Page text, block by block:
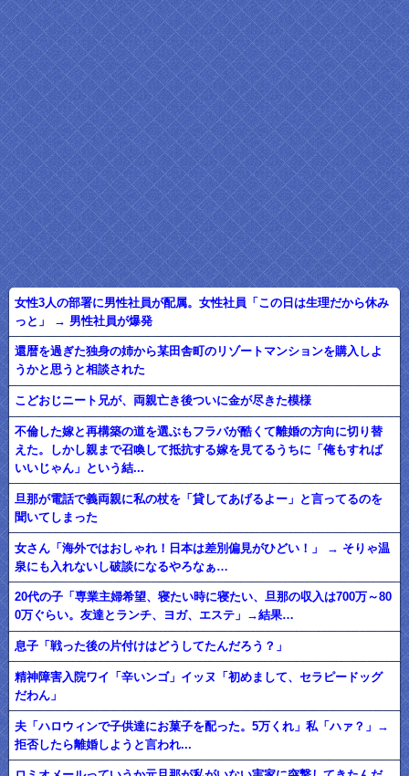
女性3人の部署に男性社員が配属。女性社員「この日は生理だから休み
っと」 → 男性社員が爆発
還暦を過ぎた独身の姉から某田舎町のリゾートマンションを購入しよ
うかと思うと相談された
こどおじニート兄が、両親亡き後ついに金が尽きた模様
不倫した嫁と再構築の道を選ぶもフラバが酷くて離婚の方向に切り替
えた。しかし親まで召喚して抵抗する嫁を見てるうちに「俺もすれば
いいじゃん」という結...
旦那が電話で義両親に私の杖を「貸してあげるよー」と言ってるのを
聞いてしまった
女さん「海外ではおしゃれ！日本は差別偏見がひどい！」 → そりゃ温
泉にも入れないし破談になるやろなぁ…
20代の子「専業主婦希望、寝たい時に寝たい、旦那の収入は700万～80
0万ぐらい。友達とランチ、ヨガ、エステ」→結果…
息子「戦った後の片付けはどうしてたんだろう？」
精神障害入院ワイ「辛いンゴ」イッヌ「初めまして、セラピードッグ
だわん」
夫「ハロウィンで子供達にお菓子を配った。5万くれ」私「ハァ？」→
拒否したら離婚しようと言われ...